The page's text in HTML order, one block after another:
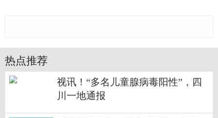
热点推荐
视讯！“多名儿童腺病毒阳性”，四
川一地通报